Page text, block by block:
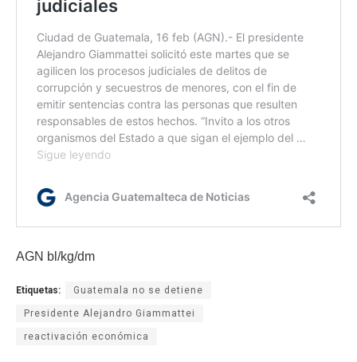
AGN bl/kg/dm
Etiquetas: Guatemala no se detiene
Presidente Alejandro Giammattei
reactivación económica